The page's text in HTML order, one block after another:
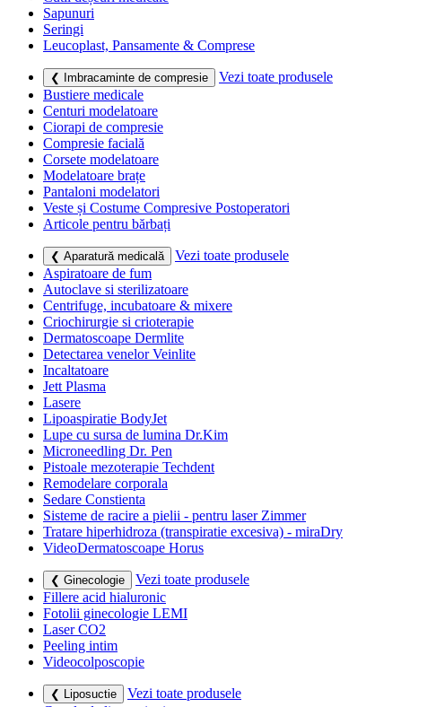
Sapunuri
Seringi
Leucoplast, Pansamente & Comprese
❮ Imbracaminte de compresie
Vezi toate produsele
Bustiere medicale
Centuri modelatoare
Ciorapi de compresie
Compresie facială
Corsete modelatoare
Modelatoare brațe
Pantaloni modelatori
Veste și Costume Compresive Postoperatori
Articole pentru bărbați
❮ Aparatură medicală
Vezi toate produsele
Aspiratoare de fum
Autoclave si sterilizatoare
Centrifuge, incubatoare & mixere
Criochirurgie si crioterapie
Dermatoscoape Dermlite
Detectarea venelor Veinlite
Incaltatoare
Jett Plasma
Lasere
Lipoaspiratie BodyJet
Lupe cu sursa de lumina Dr.Kim
Microneedling Dr. Pen
Pistoale mezoterapie Techdent
Remodelare corporala
Sedare Constienta
Sisteme de racire a pielii - pentru laser Zimmer
Tratare hiperhidroza (transpiratie excesiva) - miraDry
VideoDermatoscoape Horus
❮ Ginecologie
Vezi toate produsele
Fillere acid hialuronic
Fotolii ginecologie LEMI
Laser CO2
Peeling intim
Videocolposcopie
❮ Liposuctie
Vezi toate produsele